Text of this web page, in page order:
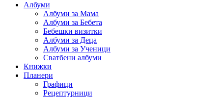
Албуми
Албуми за Мама
Албуми за Бебета
Бебешки визитки
Албуми за Деца
Албуми за Ученици
Сватбени албуми
Книжки
Планери
Графици
Рецептурници